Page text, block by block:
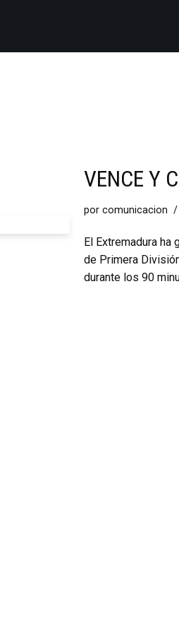
VENCE Y
por comunicacion
El Extremadura ha
de Primera
durante los 90